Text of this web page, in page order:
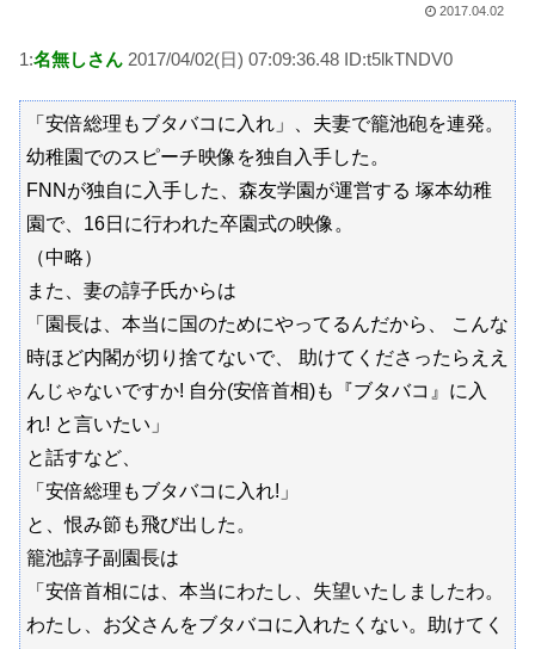
2017.04.02
1:名無しさん 2017/04/02(日) 07:09:36.48 ID:t5lkTNDV0
「安倍総理もブタバコに入れ」、夫妻で籠池砲を連発。
幼稚園でのスピーチ映像を独自入手した。
FNNが独自に入手した、森友学園が運営する 塚本幼稚
園で、16日に行われた卒園式の映像。
（中略）
また、妻の諄子氏からは
「園長は、本当に国のためにやってるんだから、 こんな
時ほど内閣が切り捨てないで、 助けてくださったらええ
んじゃないですか! 自分(安倍首相)も『ブタバコ』に入
れ! と言いたい」
と話すなど、
「安倍総理もブタバコに入れ!」
と、恨み節も飛び出した。
籠池諄子副園長は
「安倍首相には、本当にわたし、失望いたしましたわ。
わたし、お父さんをブタバコに入れたくない。助けてく